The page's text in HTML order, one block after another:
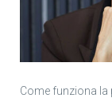
Come funziona la